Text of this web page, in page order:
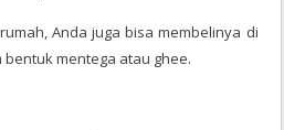
Anda juga bisa membelinya di
mentega atau ghee.